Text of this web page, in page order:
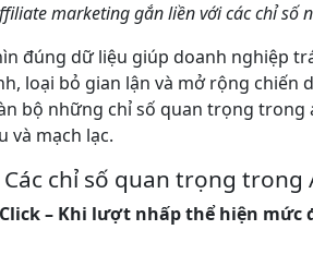
marketing gắn liền với các chỉ số
đúng dữ liệu giúp doanh nghiệp
loại bỏ gian lận và mở rộng chiến
bộ những chỉ số quan trọng trong
và mạch lạc.
Các chỉ số quan trọng
– Khi lượt nhấp thể hiện